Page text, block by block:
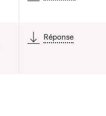
Réponse